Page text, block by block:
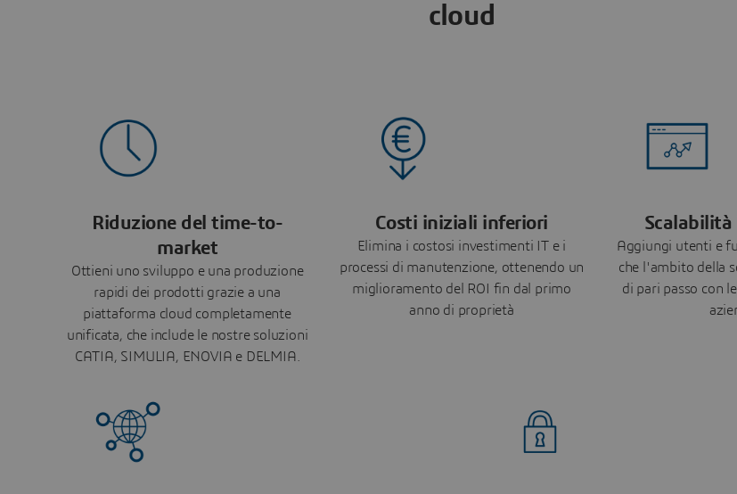
cloud
Riduzione del time-to-
market
Ottieni uno sviluppo e una produzione
rapidi dei prodotti grazie a una
piattaforma cloud completamente
unificata, che include le nostre soluzioni
CATIA, SIMULIA, ENOVIA e DELMIA.
Costi iniziali inferiori
Elimina i costosi investimenti IT e i
processi di manutenzione, ottenendo un
miglioramento del ROI fin dal primo
anno di proprietà
Aggiungi utenti e
che l'ambito della
di pari passo con